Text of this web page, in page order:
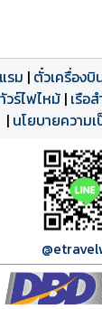
ดาวน์โหล
เปิดห
รม | ตั๋วเครื่องบิ
วร์ไฟไหม้ | เรือ
| นโยบายความ